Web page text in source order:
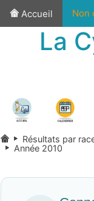
Accueil Non
La
Résultats par
Année 2010